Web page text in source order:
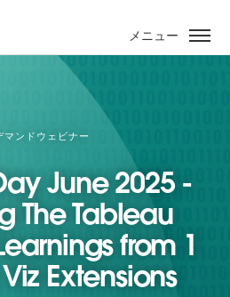
メニュー
マンドウェビナー
June 2025 -
The Tableau
from 1
Extensions